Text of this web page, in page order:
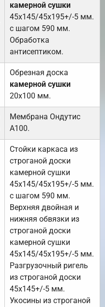
камерной сушки
45х145/45х195+/-5 мм.
с шагом 590 мм.
Обработка
антисептиком.
Обрезная доска
камерной сушки
20х100 мм.
Мембрана Ондутис
А100.
Стойки каркаса из
строганой доски
камерной сушки
45х145/45х195+/-5 мм.
с шагом 590 мм.
Верхняя двойная и
нижняя обвязки из
строганой доски
камерной сушки
45х145/45х195+/-5 мм.
Разгрузочный ригель
из строганой доски
45х145+/-5 мм.
Укосины из строганой